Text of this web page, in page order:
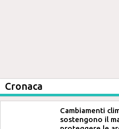
Cronaca
Cambiamenti
sostengono il